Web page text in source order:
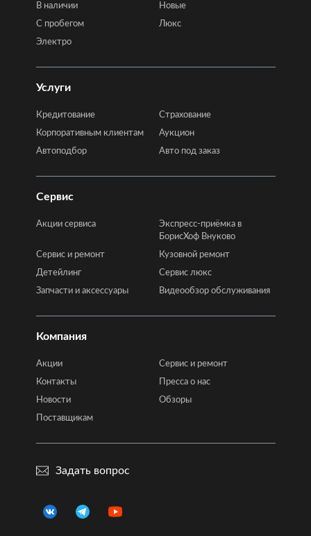
В наличии
Новые
C пробегом
Люкс
Электро
Услуги
Кредитование
Страхование
Корпоративным клиентам
Аукцион
Автоподбор
Авто под заказ
Сервис
Акции сервиса
Экспресс-приёмка в
БорисХоф Внуково
Сервис и ремонт
Кузовной ремонт
Детейлинг
Сервис люкс
Запчасти и аксессуары
Видеообзор обслуживания
Компания
Акции
Сервис и ремонт
Контакты
Пресса о нас
Новости
Обзоры
Поставщикам
Задать вопрос